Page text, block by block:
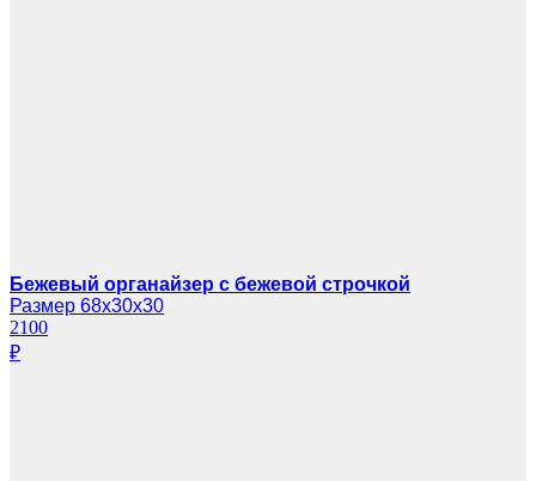
Бежевый органайзер с бежевой строчкой
Размер 68х30х30
2100
₽